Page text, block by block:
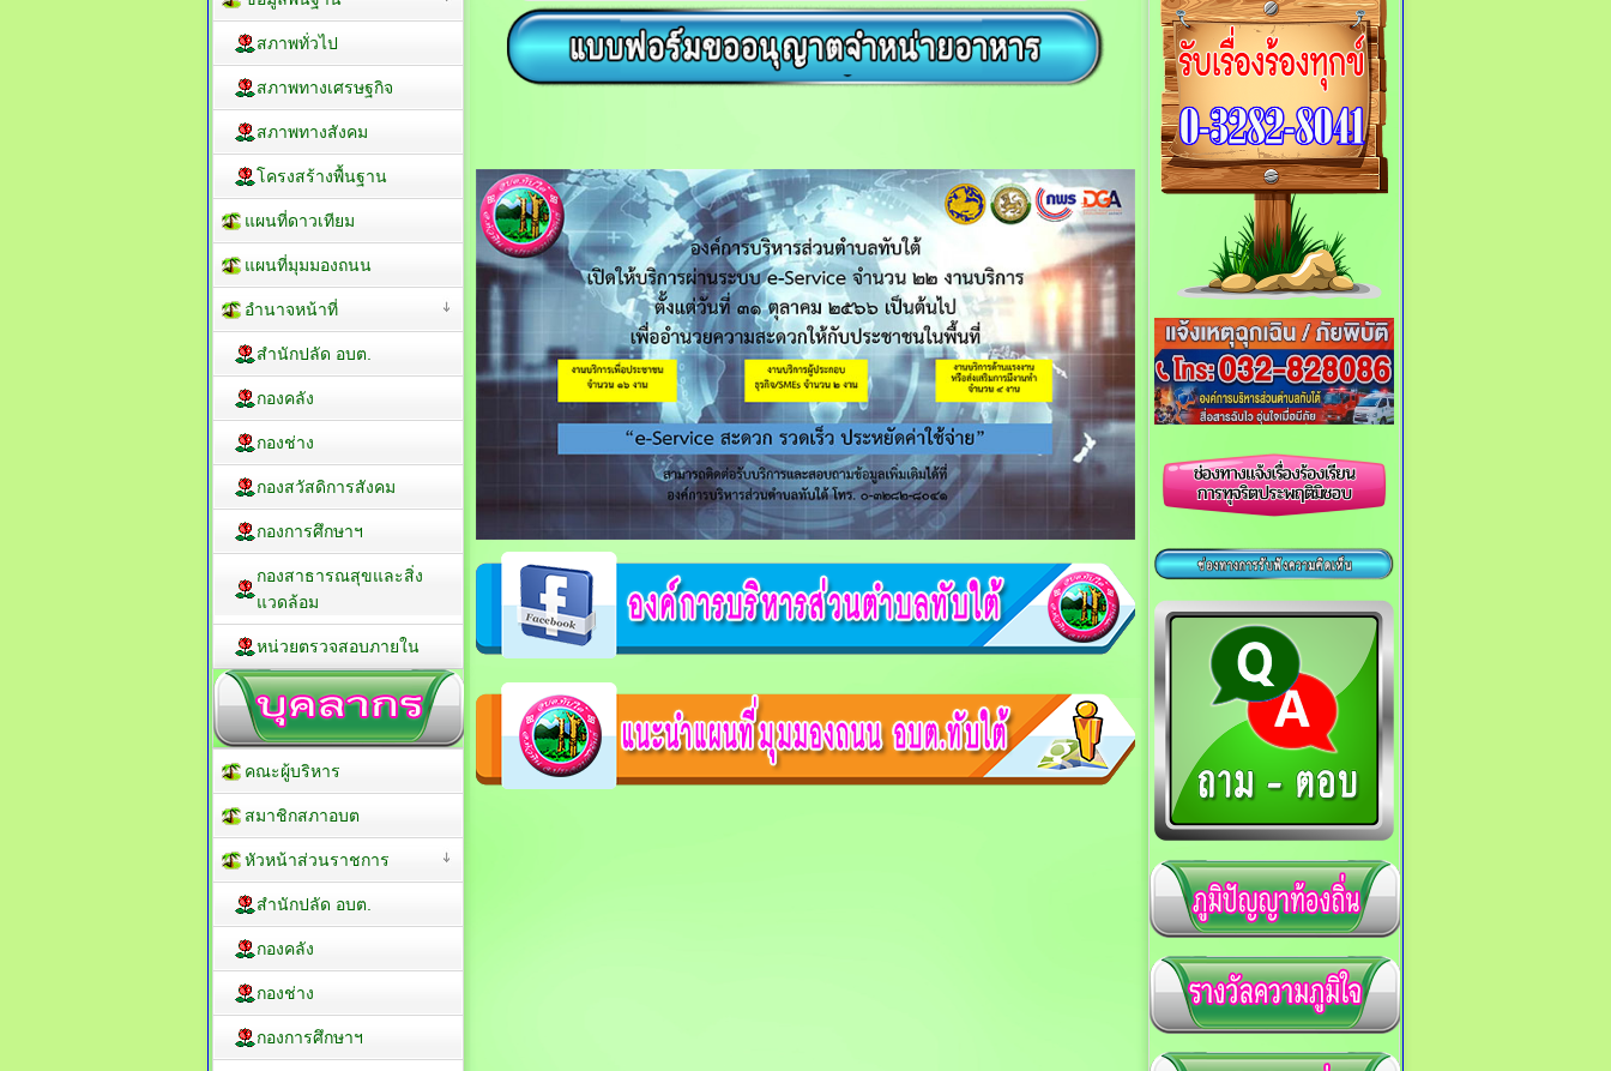
สภาพทั่วไป
สภาพทางเศรษฐกิจ
สภาพทางสังคม
โครงสร้างพื้นฐาน
แผนที่ดาวเทียม
แผนที่มุมมองถนน
อำนาจหน้าที่
สำนักปลัด อบต.
กองคลัง
กองช่าง
กองสวัสดิการสังคม
กองการศึกษาฯ
กองสาธารณสุขและสิ่ง
แวดล้อม
หน่วยตรวจสอบภายใน
คณะผู้บริหาร
สมาชิกสภาอบต
หัวหน้าส่วนราชการ
สำนักปลัด อบต.
กองคลัง
กองช่าง
กองการศึกษาฯ